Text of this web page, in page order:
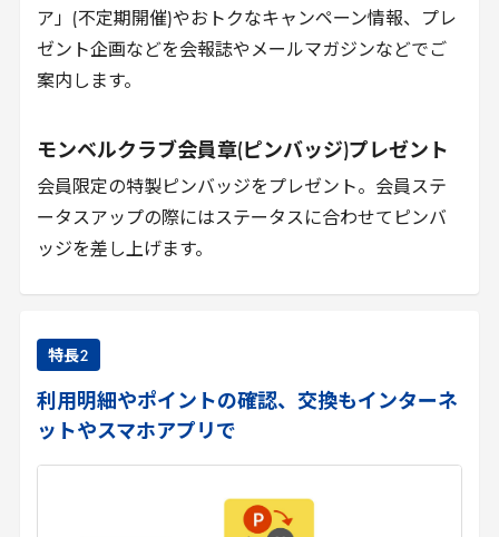
ア」(不定期開催)やおトクなキャンペーン情報、プレ
ゼント企画などを会報誌やメールマガジンなどでご
案内します。
モンベルクラブ会員章(ピンバッジ)プレゼント
会員限定の特製ピンバッジをプレゼント。会員ステ
ータスアップの際にはステータスに合わせてピンバ
ッジを差し上げます。
特長2
利用明細やポイントの確認、交換もインターネ
ットやスマホアプリで